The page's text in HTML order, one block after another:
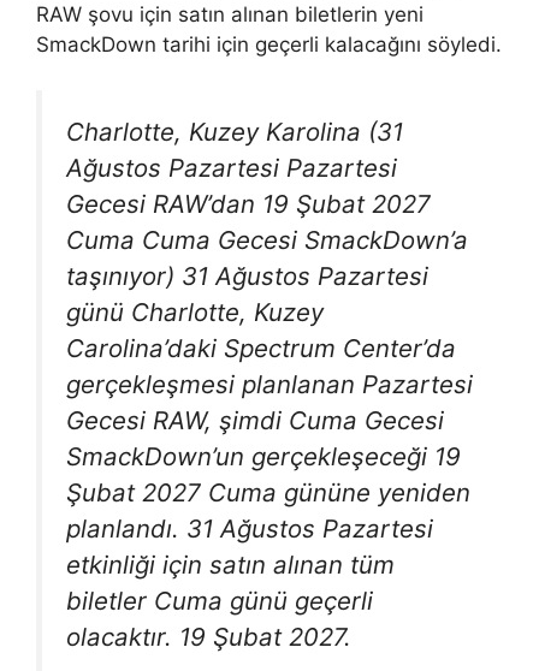
RAW şovu için satın alınan biletlerin yeni
SmackDown tarihi için geçerli kalacağını söyledi.
Charlotte, Kuzey Karolina (31
Ağustos Pazartesi Pazartesi
Gecesi RAW’dan 19 Şubat 2027
Cuma Cuma Gecesi SmackDown’a
taşınıyor) 31 Ağustos Pazartesi
günü Charlotte, Kuzey
Carolina’daki Spectrum Center’da
gerçekleşmesi planlanan Pazartesi
Gecesi RAW, şimdi Cuma Gecesi
SmackDown’un gerçekleşeceği 19
Şubat 2027 Cuma gününe yeniden
planlandı. 31 Ağustos Pazartesi
etkinliği için satın alınan tüm
biletler Cuma günü geçerli
olacaktır. 19 Şubat 2027.